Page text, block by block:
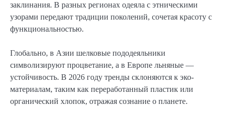
заклинания. В разных регионах одеяла с этническими
узорами передают традиции поколений, сочетая красоту с
функциональностью.
Глобально, в Азии шелковые пододеяльники
символизируют процветание, а в Европе льняные —
устойчивость. В 2026 году тренды склоняются к эко-
материалам, таким как переработанный пластик или
органический хлопок, отражая сознание о планете.